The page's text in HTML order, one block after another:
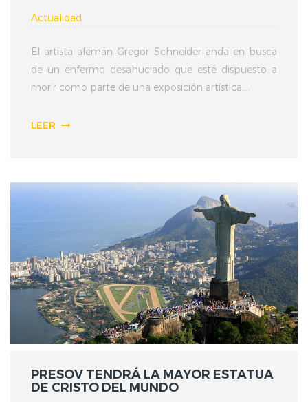
Actualidad
El artista alemán Gregor Schneider anda en busca
de un enfermo desahuciado que esté dispuesto a
morir como parte de una exposición artística....
LEER
PRESOV TENDRÁ LA MAYOR ESTATUA
DE CRISTO DEL MUNDO